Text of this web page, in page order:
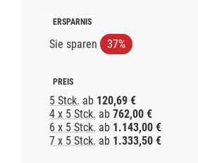
Sie sparen 37%
5 Stck. ab 120,69 €
4 x 5 Stck. ab 762,00 €
6 x 5 Stck. ab 1.143,00 €
7 x 5 Stck. ab 1.333,50 €